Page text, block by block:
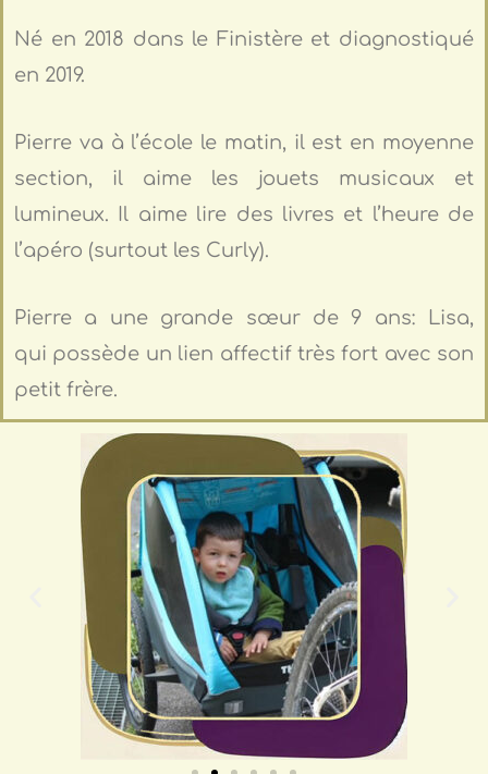
Né en 2018 dans le Finistère et diagnostiqué
en 2019.
Pierre va à l’école le matin, il est en moyenne
section, il aime les jouets musicaux et
lumineux. Il aime lire des livres et l’heure de
l’apéro (surtout les Curly).
Pierre a une grande sœur de 9 ans: Lisa,
qui possède un lien affectif très fort avec son
petit frère.